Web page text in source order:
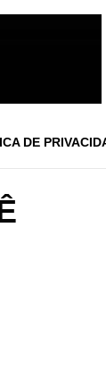
DE